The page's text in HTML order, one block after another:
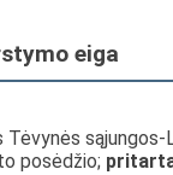
eiga
Tėvynės
posėdžio;